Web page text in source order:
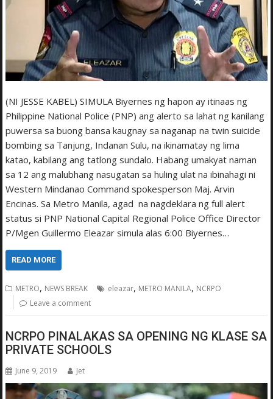
(NI JESSE KABEL) SIMULA Biyernes ng hapon ay itinaas ng
Philippine National Police (PNP) ang alerto sa lahat ng kanilang
puwersa sa buong bansa kaugnay sa naganap na twin suicide
bombing sa Tanjung, Indanan Sulu, na ikinamatay ng lima
katao, kabilang ang tatlong sundalo. Habang umakyat naman
sa 12 ang malubhang nasugatan sa huling ulat na ibinahagi ni
Western Mindanao Command spokesperson Maj. Arvin
Encinas. Sa Metro Manila, agad na nagdeklara ng full alert
status si PNP National Capital Regional Police Office Director
P/Mgen Guillermo Eleazar simula alas 6:00 Biyernes…
READ MORE
METRO, NEWS BREAK eleazar, METRO MANILA, NCRPO
Leave a comment
NCRPO PINALAKAS SA OPENING NG KLASE SA
PRIVATE SCHOOLS
June 9, 2019 Jet